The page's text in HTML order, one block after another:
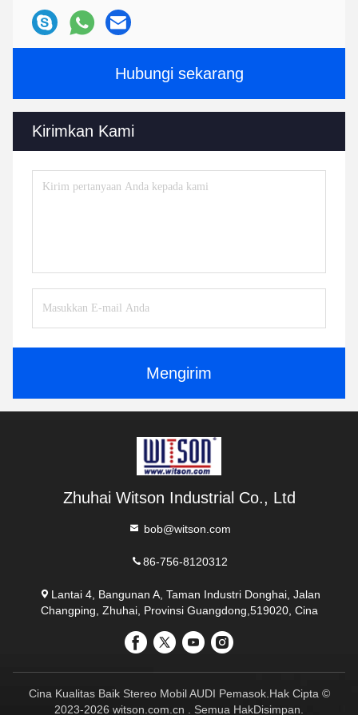
Hubungi sekarang
Kirimkan Kami
Mengirim
Zhuhai Witson Industrial Co., Ltd
bob@witson.com
86-756-8120312
Lantai 4, Bangunan A, Taman Industri Donghai, Jalan
Changping, Zhuhai, Provinsi Guangdong,519020, Cina
Cina Kualitas Baik Stereo Mobil AUDI Pemasok.Hak Cipta ©
2023-2026 witson.com.cn . Semua HakDisimpan.